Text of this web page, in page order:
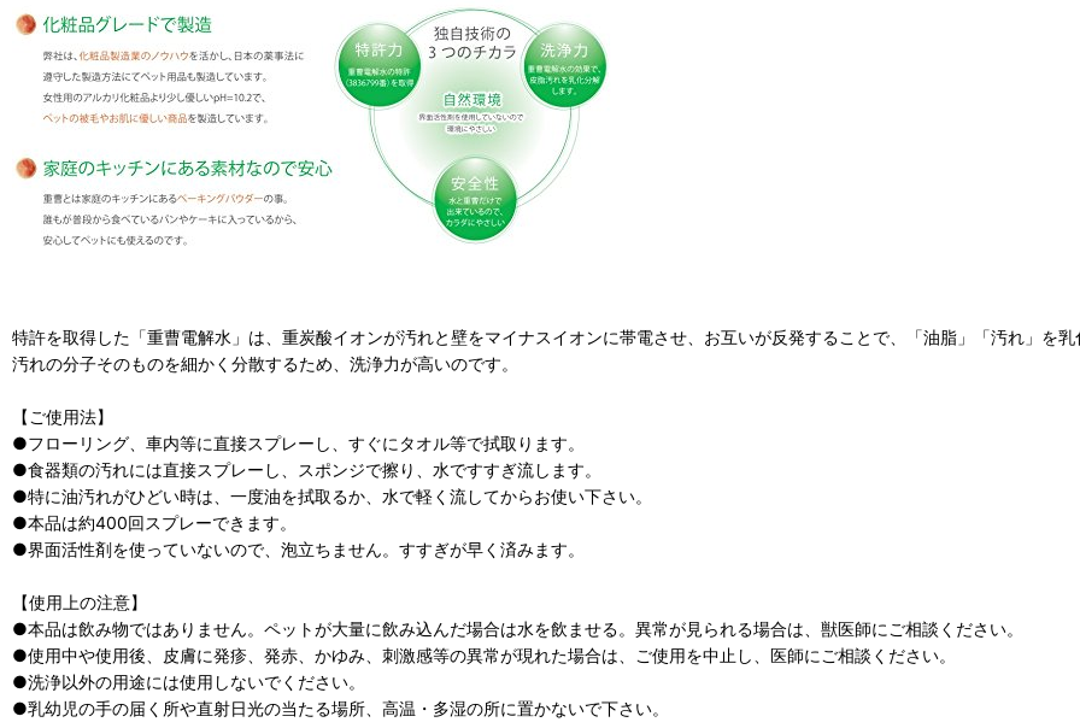
特許を取得した「重曹電解水」は、重炭酸イオンが汚れと壁をマイナスイオンに帯電させ、お互いが反発することで、「油脂」「汚れ」を乳
汚れの分子そのものを細かく分散するため、洗浄力が高いのです。
【ご使用法】
●フローリング、車内等に直接スプレーし、すぐにタオル等で拭取ります。
●食器類の汚れには直接スプレーし、スポンジで擦り、水ですすぎ流します。
●特に油汚れがひどい時は、一度油を拭取るか、水で軽く流してからお使い下さい。
●本品は約400回スプレーできます。
●界面活性剤を使っていないので、泡立ちません。すすぎが早く済みます。
【使用上の注意】
●本品は飲み物ではありません。ペットが大量に飲み込んだ場合は水を飲ませる。異常が見られる場合は、獣医師にご相談ください。
●使用中や使用後、皮膚に発疹、発赤、かゆみ、刺激感等の異常が現れた場合は、ご使用を中止し、医師にご相談ください。
●洗浄以外の用途には使用しないでください。
●乳幼児の手の届く所や直射日光の当たる場所、高温・多湿の所に置かないで下さい。